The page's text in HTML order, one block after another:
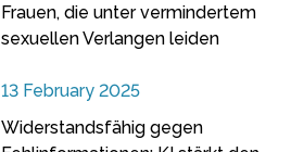
Frauen, die unter vermindertem
sexuellen Verlangen leiden
13 February 2025
Widerstandsfähig gegen